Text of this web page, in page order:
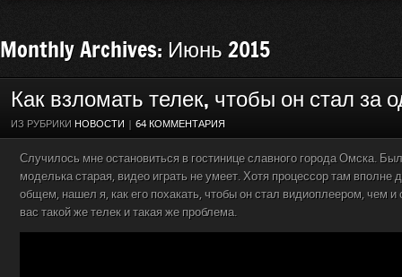
Monthly Archives: Июнь 2015
Как взломать телек, чтобы он стал за
ИЗ РУБРИКИ НОВОСТИ | 64 КОММЕНТАРИЯ
Случилось мне остановиться в гостинице славного города Омска.
моделька старая, видео играть не умеет. Хотя процессор там вполне
общем, нашел я, как его похакать, чтобы он стал видиоплеером, чем и
вас такой же телек и такая же проблема.